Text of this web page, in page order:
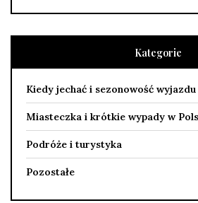
Kategorie
Kiedy jechać i sezonowość wyjazdu
Miasteczka i krótkie wypady w
Podróże i turystyka
Pozostałe